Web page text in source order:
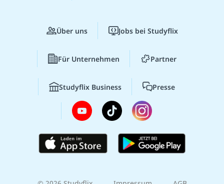
Über uns Jobs bei Studyflix
Für Unternehmen Partner
Studyflix Business Presse